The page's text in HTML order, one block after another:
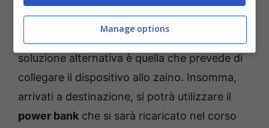
momento in cui si è in strada, si può fissare il
caricatore direttamente alla moto, ma una
soluzione alternativa è quella che prevede di
collegare il dispositivo allo zaino. Insomma,
arrivati a destinazione, si potrà utilizzare il
power bank che si sarà ricaricato nel corso
Manage options